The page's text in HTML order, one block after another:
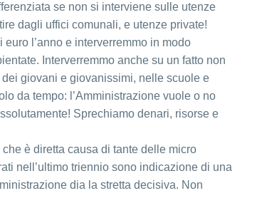
se non si interviene sulle utenze
dagli uffici comunali, e utenze private!
l’anno e interverremmo in modo
Interverremmo anche su un fatto non
giovani e giovanissimi, nelle scuole e
da tempo: l’Amministrazione vuole o no
Sprechiamo denari, risorse e
è diretta causa di tante delle micro
nell’ultimo triennio sono indicazione di una
dia la stretta decisiva. Non